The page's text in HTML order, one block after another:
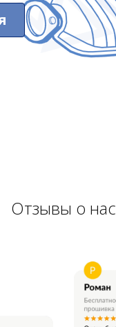
Отзывы о нас